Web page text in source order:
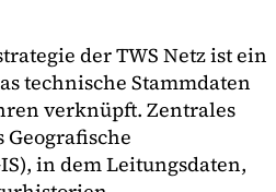
der TWS Netz ist ein
technische Stammdaten
verknüpft. Zentrales
Geografische
in dem Leitungsdaten,